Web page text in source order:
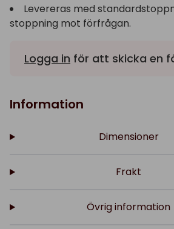
Levereras med
stoppning mot förfrågan.
Logga in för att skicka en
Information
Dimensioner
Frakt
Övrig information